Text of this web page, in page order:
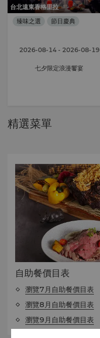
18:00-21:30
台北遠東香格里拉
臻味之選
節日慶典
2026-08-14- 2026-08-19
七夕限定浪漫饗宴
精選菜單
自助餐價目表
瀏覽7月自助餐價目表
瀏覽8月自助餐價目表
瀏覽9月自助餐價目表